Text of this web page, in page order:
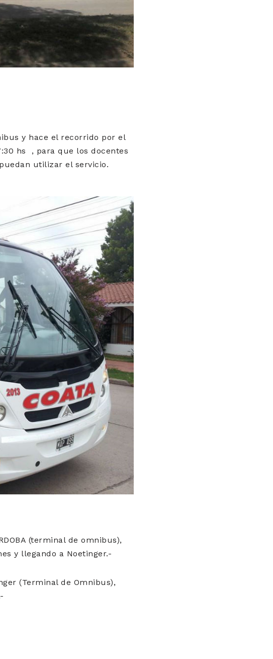
y hace el recorrido por el
hs , para que los docentes
utilizar el servicio.
(terminal de omnibus),
y llegando a Noetinger.-
(Terminal de Omnibus),